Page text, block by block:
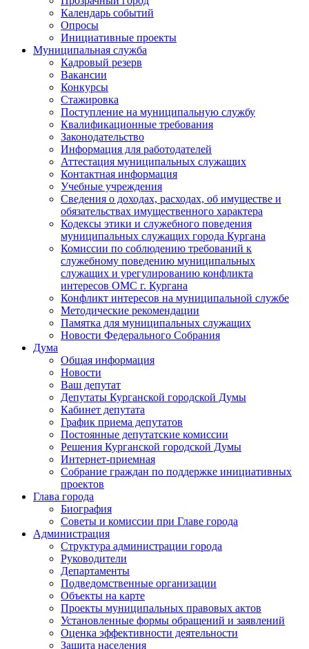
Календарь событий
Опросы
Инициативные проекты
Муниципальная служба
Кадровый резерв
Вакансии
Конкурсы
Стажировка
Поступление на муниципальную службу
Квалификационные требования
Законодательство
Информация для работодателей
Аттестация муниципальных служащих
Контактная информация
Учебные учреждения
Сведения о доходах, расходах, об имуществе и
обязательствах имущественного характера
Кодексы этики и служебного поведения
муниципальных служащих города Кургана
Комиссии по соблюдению требований к
служебному поведению муниципальных
служащих и урегулированию конфликта
интересов ОМС г. Кургана
Конфликт интересов на муниципальной службе
Методические рекомендации
Памятка для муниципальных служащих
Новости Федерального Cобрания
Дума
Общая информация
Новости
Ваш депутат
Депутаты Курганской городской Думы
Кабинет депутата
График приема депутатов
Постоянные депутатские комиссии
Решения Курганской городской Думы
Интернет-приемная
Собрание граждан по поддержке инициативных
проектов
Глава города
Биография
Советы и комиссии при Главе города
Администрация
Структура администрации города
Руководители
Департаменты
Подведомственные организации
Объекты на карте
Проекты муниципальных правовых актов
Установленные формы обращений и заявлений
Оценка эффективности деятельности
Защита населения